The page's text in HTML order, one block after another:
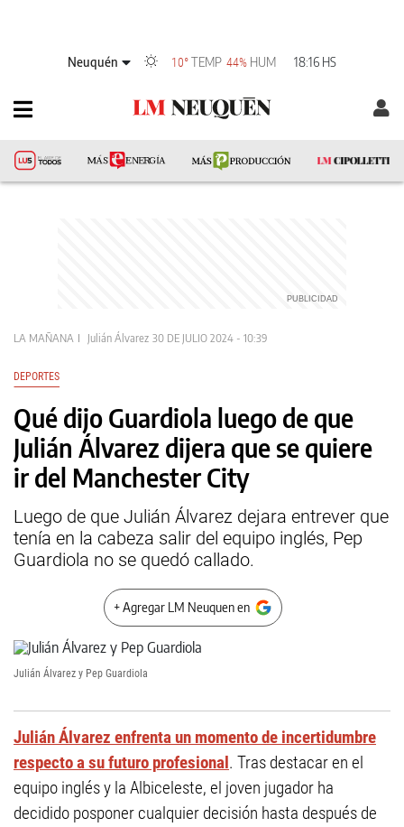
Neuquén 10°TEMP 44% HUM 18:16 HS
LA MAÑANA Julián Álvarez 30 DE JULIO 2024 - 10:39
DEPORTES
Qué dijo Guardiola luego de que
Julián Álvarez dijera que se quiere
ir del Manchester City
Luego de que Julián Álvarez dejara entrever que
tenía en la cabeza salir del equipo inglés, Pep
Guardiola no se quedó callado.
+ Agregar LM Neuquen en
Julián Álvarez y Pep Guardiola
Julián Álvarez enfrenta un momento de incertidumbre
respecto a su futuro profesional. Tras destacar en el
equipo inglés y la Albiceleste, el joven jugador ha
decidido posponer cualquier decisión hasta después de